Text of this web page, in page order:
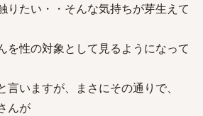
りたい・・そんな気持ちが芽生えて
を性の対象として見るようになって
言いますが、まさにその通りで、
んが